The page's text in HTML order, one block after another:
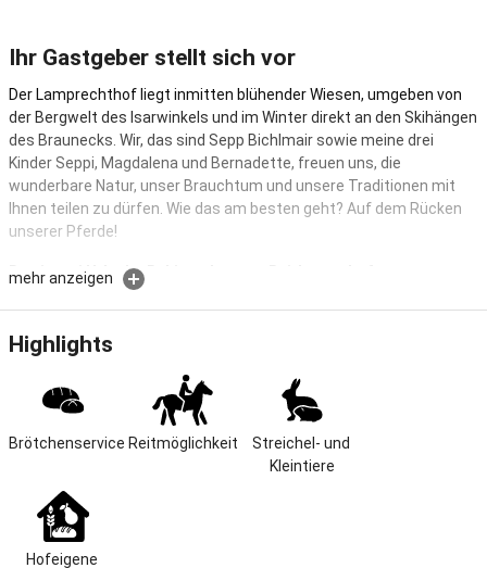
Ihr Gastgeber stellt sich vor
Der Lamprechthof liegt inmitten blühender Wiesen, umgeben von
der Bergwelt des Isarwinkels und im Winter direkt an den Skihängen
des Braunecks. Wir, das sind Sepp Bichlmair sowie meine drei
Kinder Seppi, Magdalena und Bernadette, freuen uns, die
wunderbare Natur, unser Brauchtum und unsere Traditionen mit
Ihnen teilen zu dürfen. Wie das am besten geht? Auf dem Rücken
unserer Pferde!
Des is mei Urlaub - Ruhig gelegener Reitbauernhof
Ein Platzerl zum Verlieben - unser Bauernhof liegt in ruhiger
erhöhter Lage, am Fuße des Braunecks. Idealer Ausgangspunkt für
unvergessliche Freizeitaktivitäten, direkte Lage am Skizentrum
Brauneck, Langlaufloipe und eigene Rodelbahn ab Haus. Für
Pferdeliebhaber bieten wir Ausritte durch unsere wunderschöne
Wir leben im Einklang mit unserer Natur, inmitten einer der
schönsten Landschaften Oberbayerns mit Blick auf das
imposante Karwendelgebirge. Tracht und Blasmusik spielen dabei
eine ebenso große Rolle wie Bewegung und frische Luft. Lenggries
mehr anzeigen
Highlights
Brötchenservice Reitmöglichkeit
Streichel- und
Kleintiere
Hofeigene